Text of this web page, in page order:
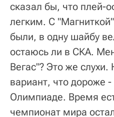
сказал бы, что плей-
легким. С
были, в одну шайбу
остаюсь ли в СКА.
Вегас"? Это же
вариант, что дороже
Олимпиаде. Время
чемпионат мира